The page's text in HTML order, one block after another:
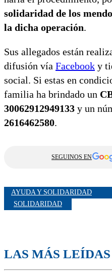
solidaridad de los
la dicha operación.
Sus allegados están
difusión vía Facebook y
social. Si estas en
familia ha brindado un
30062912949133 y un
2616462580.
SEGUINOS EN
AYUDA Y SOLIDARIDAD
SOLIDARIDAD
LAS MÁS LEÍDAS